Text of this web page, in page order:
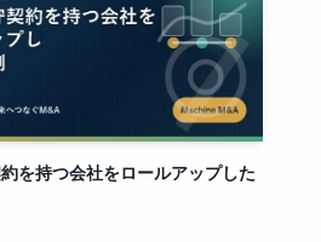
を持つ会社をロールアップした